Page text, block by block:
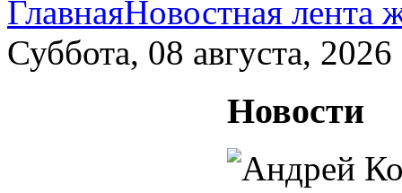
ГлавнаяНовостная лента
Суббота, 08 августа, 2026
Новости